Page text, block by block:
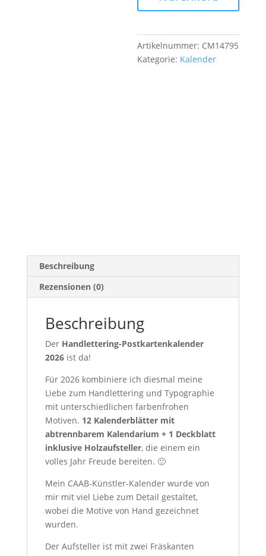
Motiven
Holzaufsteller
Menge
Artikelnummer: CM14795
Kategorie: Kalender
Beschreibung
Rezensionen (0)
Beschreibung
Der Handlettering-Postkartenkalender
2026ist da!
Für 2026 kombiniere ich diesmal meine
Liebe zum Handlettering und Typographie
mit unterschiedlichen farbenfrohen
Motiven. 12 Kalenderblätter mit
abtrennbarem Kalendarium + 1 Deckblatt
inklusive Holzaufsteller, die einem ein
volles Jahr Freude bereiten. 🙂
Mein CAAB-Künstler-Kalender wurde von
mir mit viel Liebe zum Detail gestaltet,
wobei die Motive von Hand gezeichnet
wurden.
Der Aufsteller ist mit zwei Fräskanten